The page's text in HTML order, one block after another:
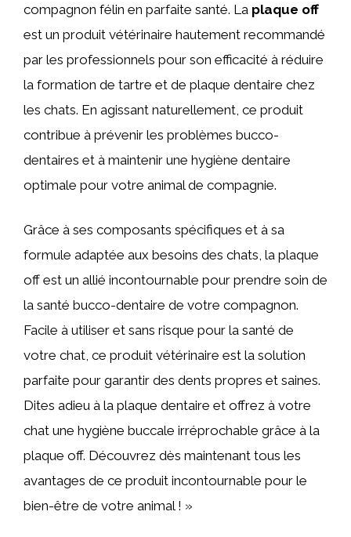
compagnon félin en parfaite santé. La plaque off
est un produit vétérinaire hautement recommandé
par les professionnels pour son efficacité à réduire
la formation de tartre et de plaque dentaire chez
les chats. En agissant naturellement, ce produit
contribue à prévenir les problèmes bucco-
dentaires et à maintenir une hygiène dentaire
optimale pour votre animal de compagnie.
Grâce à ses composants spécifiques et à sa
formule adaptée aux besoins des chats, la plaque
off est un allié incontournable pour prendre soin de
la santé bucco-dentaire de votre compagnon.
Facile à utiliser et sans risque pour la santé de
votre chat, ce produit vétérinaire est la solution
parfaite pour garantir des dents propres et saines.
Dites adieu à la plaque dentaire et offrez à votre
chat une hygiène buccale irréprochable grâce à la
plaque off. Découvrez dès maintenant tous les
avantages de ce produit incontournable pour le
bien-être de votre animal ! »